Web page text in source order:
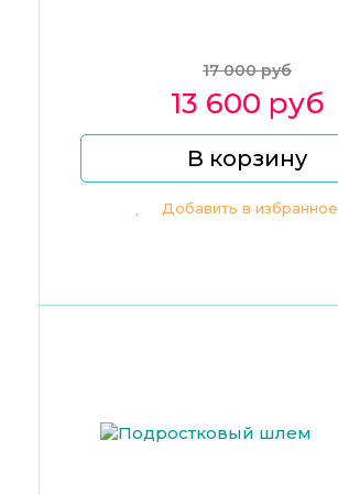
17 000 руб
13 600 руб
В корзину
Добавить в избранное